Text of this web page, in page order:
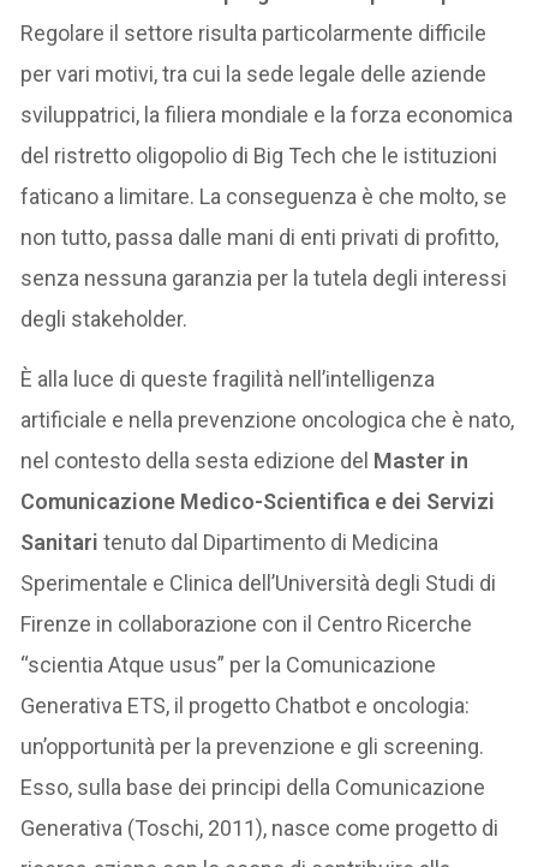
Regolare il settore risulta particolarmente difficile
per vari motivi, tra cui la sede legale delle aziende
sviluppatrici, la filiera mondiale e la forza economica
del ristretto oligopolio di Big Tech che le istituzioni
faticano a limitare. La conseguenza è che molto, se
non tutto, passa dalle mani di enti privati di profitto,
senza nessuna garanzia per la tutela degli interessi
degli stakeholder.
È alla luce di queste fragilità nell’intelligenza
artificiale e nella prevenzione oncologica che è nato,
nel contesto della sesta edizione del Master in
Comunicazione Medico-Scientifica e dei Servizi
Sanitari tenuto dal Dipartimento di Medicina
Sperimentale e Clinica dell’Università degli Studi di
Firenze in collaborazione con il Centro Ricerche
“scientia Atque usus” per la Comunicazione
Generativa ETS, il progetto Chatbot e oncologia:
un’opportunità per la prevenzione e gli screening.
Esso, sulla base dei principi della Comunicazione
Generativa (Toschi, 2011), nasce come progetto di